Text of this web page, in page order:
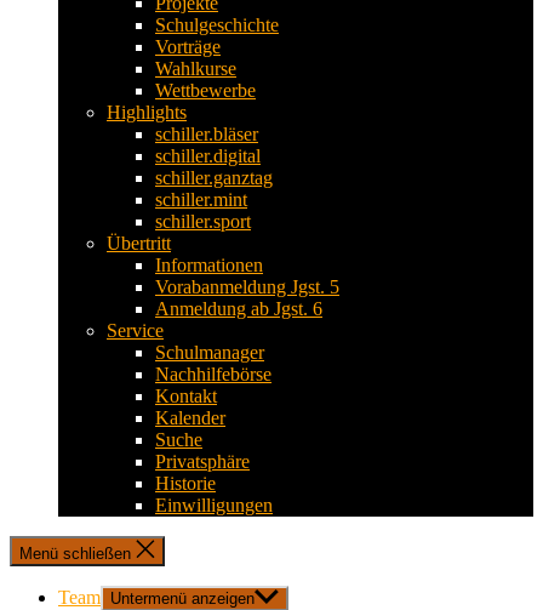
Schulgeschichte
Vorträge
Wahlkurse
Wettbewerbe
Highlights
schiller.bläser
schiller.digital
schiller.ganztag
schiller.mint
schiller.sport
Übertritt
Informationen
Vorabanmeldung Jgst. 5
Anmeldung ab Jgst. 6
Service
Schulmanager
Nachhilfebörse
Kontakt
Kalender
Suche
Privatsphäre
Historie
Einwilligungen
Menü schließen
Team Untermenü anzeigen